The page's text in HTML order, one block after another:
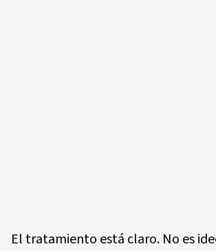
El tratamiento está claro. No es